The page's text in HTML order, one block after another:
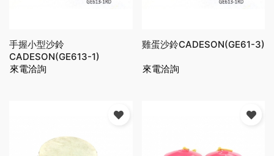
手握小型沙鈴
CADESON(GE613-1)
來電洽詢
雞蛋沙鈴CADESON(GE61-3)
來電洽詢